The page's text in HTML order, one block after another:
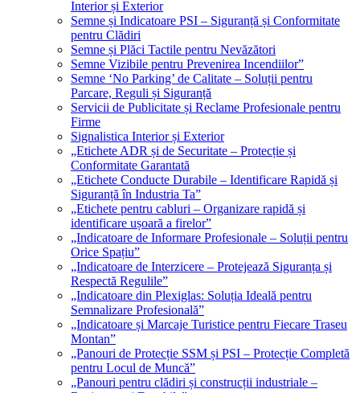
Interior și Exterior
Semne și Indicatoare PSI – Siguranță și Conformitate
pentru Clădiri
Semne și Plăci Tactile pentru Nevăzători
Semne Vizibile pentru Prevenirea Incendiilor”
Semne ‘No Parking’ de Calitate – Soluții pentru
Parcare, Reguli și Siguranță
Servicii de Publicitate și Reclame Profesionale pentru
Firme
Signalistica Interior și Exterior
„Etichete ADR și de Securitate – Protecție și
Conformitate Garantată
„Etichete Conducte Durabile – Identificare Rapidă și
Siguranță în Industria Ta”
„Etichete pentru cabluri – Organizare rapidă și
identificare ușoară a firelor”
„Indicatoare de Informare Profesionale – Soluții pentru
Orice Spațiu”
„Indicatoare de Interzicere – Protejează Siguranța și
Respectă Regulile”
„Indicatoare din Plexiglas: Soluția Ideală pentru
Semnalizare Profesională”
„Indicatoare și Marcaje Turistice pentru Fiecare Traseu
Montan”
„Panouri de Protecție SSM și PSI – Protecție Completă
pentru Locul de Muncă”
„Panouri pentru clădiri și construcții industriale –